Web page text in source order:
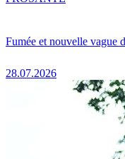
Fumée et nouvelle vague
28.07.2026